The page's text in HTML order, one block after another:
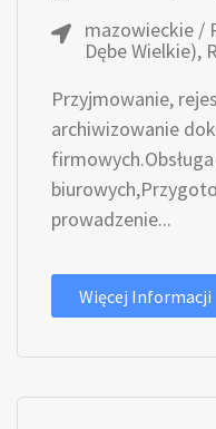
mazowieckie /
Dębe Wielkie),
Przyjmowanie,
archiwizowanie
prowadzenie...
Więcej Informacji